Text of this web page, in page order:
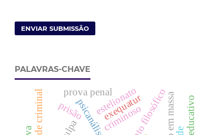
ENVIAR SUBMISSÃO
PALAVRAS-CHAVE
criminoso
psicanáliseexequatur
estelionato
prisão
prova penal